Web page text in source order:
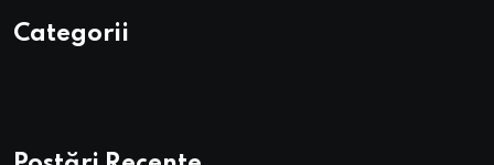
Categorii